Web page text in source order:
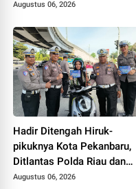
Augustus 06, 2026
Hadir Ditengah Hiruk-
pikuknya Kota Pekanbaru,
Ditlantas Polda Riau dan
Polantas KARIB Kobarkan
Augustus 06, 2026